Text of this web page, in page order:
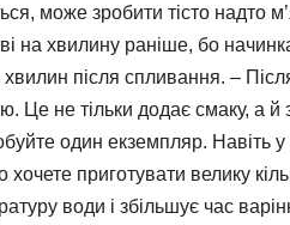
може зробити тісто надто
хвилину раніше, бо
після спливання. –
не тільки додає смаку, а й
один екземпляр. Навіть у
приготувати велику
води і збільшує час